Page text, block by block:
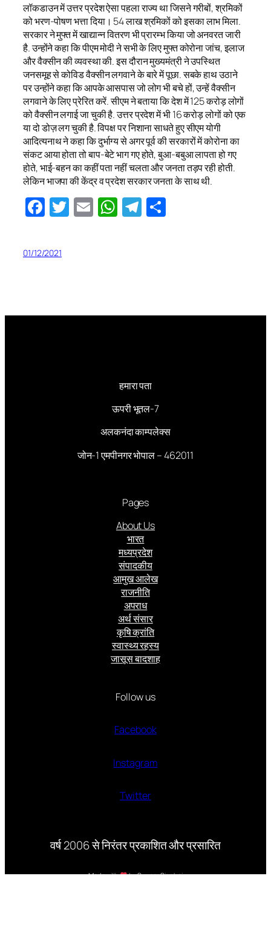
लॉकडाउन में उत्तर प्रदेश ऐसा पहला राज्य था जिसने गरीबों, श्रमिकों
को भरण-पोषण भत्ता दिया। 54 लाख श्रमिकों को इसका लाभ मिला.
सरकार ने मुफ्त में खाद्यान्न वितरण भी प्रारम्भ किया जो अनवरत जारी
है. उन्होंने कहा कि पीएम मोदी ने सभी के लिए मुफ्त कोरोना जांच, इलाज
और वैक्सीन की व्यवस्था की. इस दौरान मुख्यमंत्री ने उपस्थित
जनसमूह से कोविड वैक्सीन लगवाने के बारे में पूछा. सबके हाथ उठाने
पर उन्होंने कहा कि आपके आसपास जो लोग भी बचे हों, उन्हें वैक्सीन
लगवाने के लिए प्रेरित करें. सीएम ने बताया कि देश में 125 करोड़ लोगों
को वैक्सीन लगाई जा चुकी है. उत्तर प्रदेश में भी 16 करोड़ लोगों को एक
या दो डोज़ लग चुकी है. विपक्ष पर निशाना साधते हुए सीएम योगी
आदित्यनाथ ने कहा कि दुर्भाग्य से अगर पूर्व की सरकारों में कोरोना का
संकट आया होता तो बाप-बेटे भाग गए होते, बुआ-बबुआ लापता हो गए
होते, भाई-बहन का कहीं पता नहीं चलता और जनता तड़प रही होती.
लेकिन भाजपा की केंद्र व प्रदेश सरकार जनता के साथ थी.
Facebook
Twitter
EmailWhatsApp
Telegram
01/12/2021
हमारा पता
ऊपरी भूतल-7
अलकनंदा काम्पलेक्स
जोन-1 एमपीनगर भोपाल – 462011
Pages
About Us
भारत
मध्यप्रदेश
संपादकीय
आमुख आलेख
राजनीति
अपराध
अर्थ संसार
कृषि क्रांति
स्वास्थ्य रहस्य
जासूस बादशाह
Follow us
Facebook
Instagram
Twitter
वर्ष 2006 से निरंतर प्रकाशित और प्रसारित
Made with by Suveer Singhai